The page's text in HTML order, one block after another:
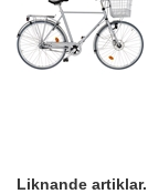
Liknande artiklar.